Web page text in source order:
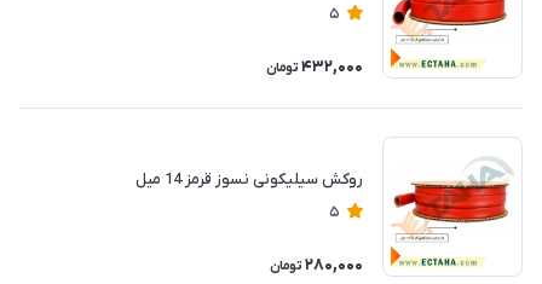
5
432,000 تومان
روکش سیلیکونی نسوز قرمز 14 میل
5
280,000 تومان